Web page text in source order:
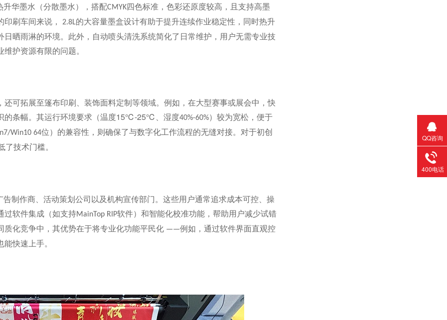
升华墨水（分散墨水），搭配CMYK四色标准，色彩还原度较高，且支持高墨
刷车间来说，
2.8L的大容量墨盒设计有助于提升连续作业稳定性，同时热升
晒雨淋的环境。此外，自动喷头清洗系统简化了日常维护，用户无需专业技
护资源有限的问题。
可拓展至篷布印刷、装饰面料定制等领域。例如，在大型赛事或展会中，快
的条幅。其运行环境要求（温度15℃-25℃ 、湿度40%-60%）较为宽松，便于
Win10 64位）的兼容性，则确保了与数字化工作流程的无缝对接。对于初创
了技术门槛。
告制作商、活动策划公司以及机构宣传部门。这些用户通常追求成本可控、操
过软件集成（如支持MainTop RIP软件）和智能化校准功能，帮助用户减少试错
化竞争中，其优势在于将专业化功能平民化 ——例如，通过软件界面直观控
快速上手。
QQ咨询
400电话